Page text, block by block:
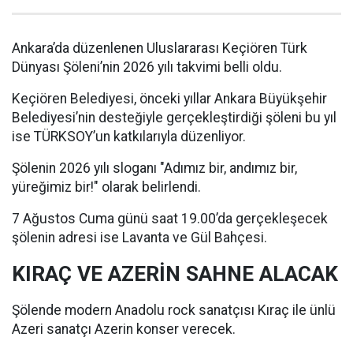
Ankara’da düzenlenen Uluslararası Keçiören Türk
Dünyası Şöleni’nin 2026 yılı takvimi belli oldu.
Keçiören Belediyesi, önceki yıllar Ankara Büyükşehir
Belediyesi’nin desteğiyle gerçekleştirdiği şöleni bu yıl
ise TÜRKSOY’un katkılarıyla düzenliyor.
Şölenin 2026 yılı sloganı "Adımız bir, andımız bir,
yüreğimiz bir!" olarak belirlendi.
7 Ağustos Cuma günü saat 19.00’da gerçekleşecek
şölenin adresi ise Lavanta ve Gül Bahçesi.
KIRAÇ VE AZERİN SAHNE ALACAK
Şölende modern Anadolu rock sanatçısı Kıraç ile ünlü
Azeri sanatçı Azerin konser verecek.